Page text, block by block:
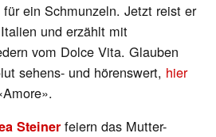
ein Schmunzeln. Jetzt reist er
und erzählt mit
vom Dolce Vita. Glauben
sehens- und hörenswert, hier
Steiner feiern das Mutter-